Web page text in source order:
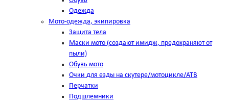
Одежда
Мото-одежда, экипировка
Защита тела
Маски мото (создают имидж, предохраняют от
пыли)
Обувь мото
Очки для езды на скутере/мотоцикле/АТВ
Перчатки
Подшлемники